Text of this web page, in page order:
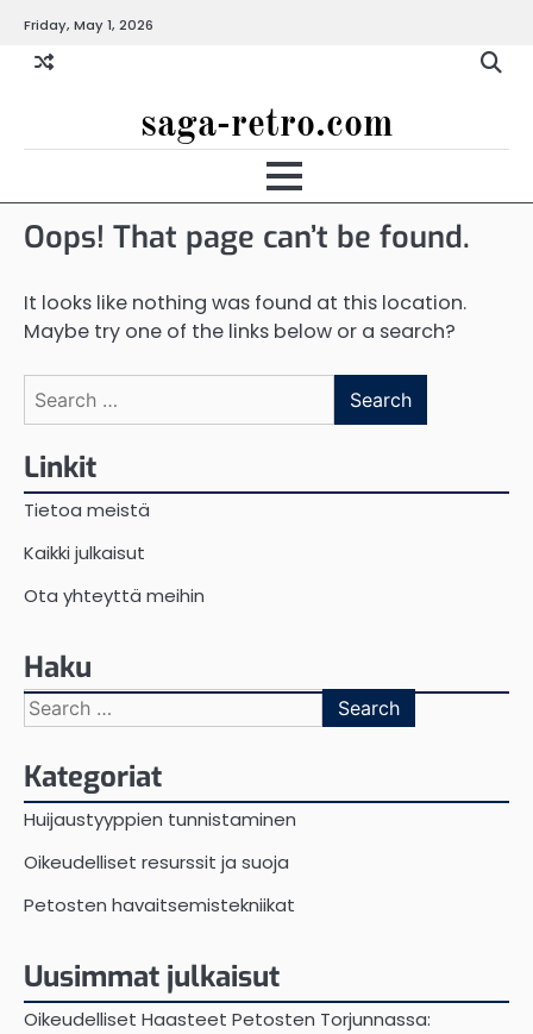
content
Friday, May 1, 2026
saga-retro.com
Oops! That page can’t be found.
It looks like nothing was found at this location.
Maybe try one of the links below or a search?
Search
for:
Linkit
Tietoa meistä
Kaikki julkaisut
Ota yhteyttä meihin
Haku
Search
for:
Kategoriat
Huijaustyyppien tunnistaminen
Oikeudelliset resurssit ja suoja
Petosten havaitsemistekniikat
Uusimmat julkaisut
Oikeudelliset Haasteet Petosten Torjunnassa: